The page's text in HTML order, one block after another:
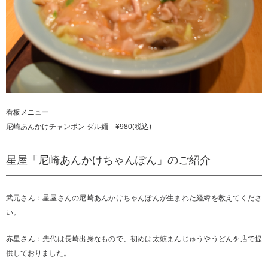
看板メニュー
尼崎あんかけチャンポン ダル麺 ¥980(税込)
星屋「尼崎あんかけちゃんぽん」のご紹介
武元さん：星屋さんの尼崎あんかけちゃんぽんが生まれた経緯を教えてくださ
い。
赤星さん：先代は長崎出身なもので、初めは太鼓まんじゅうやうどんを店で提
供しておりました。